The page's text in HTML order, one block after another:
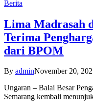
Berita
Lima Madrasah
Terima
dari BPOM
By adminNovember 20,
Ungaran – Balai Besar
Semarang kembali